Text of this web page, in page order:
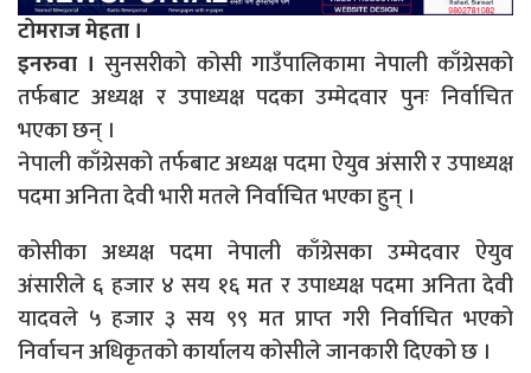
टोमराज मेहता ।
इनरुवा । सुनसरीको कोसी गाउँपालिकामा नेपाली काँग्रेसको
तर्फबाट अध्यक्ष र उपाध्यक्ष पदका उम्मेदवार पुनः निर्वाचित
भएका छन् ।
नेपाली काँग्रेसको तर्फबाट अध्यक्ष पदमा ऐयुव अंसारी र उपाध्यक्ष
पदमा अनिता देवी भारी मतले निर्वाचित भएका हुन् ।
कोसीका अध्यक्ष पदमा नेपाली काँग्रेसका उम्मेदवार ऐयुव
अंसारीले ६ हजार ४ सय १६ मत र उपाध्यक्ष पदमा अनिता देवी
यादवले ५ हजार ३ सय ९९ मत प्राप्त गरी निर्वाचित भएको
निर्वाचन अधिकृतको कार्यालय कोसीले जानकारी दिएको छ ।